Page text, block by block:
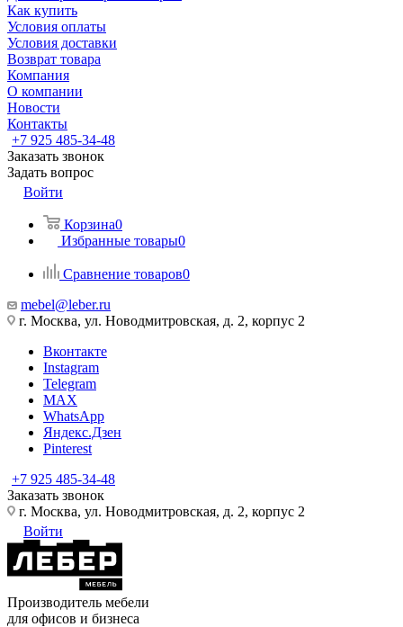
Как купить
Условия оплаты
Условия доставки
Возврат товара
Компания
О компании
Новости
Контакты
+7 925 485-34-48
Заказать звонок
Задать вопрос
Войти
Корзина0
Избранные товары0
Сравнение товаров0
mebel@leber.ru
г. Москва, ул. Новодмитровская, д. 2, корпус 2
Вконтакте
Instagram
Telegram
MAX
WhatsApp
Яндекс.Дзен
Pinterest
+7 925 485-34-48
Заказать звонок
г. Москва, ул. Новодмитровская, д. 2, корпус 2
Войти
Производитель мебели
для офисов и бизнеса